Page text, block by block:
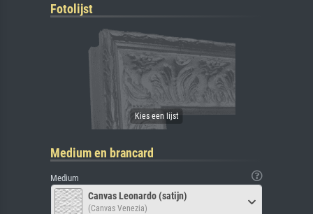
Fotolijst
Medium en brancard
Medium
Canvas Leonardo (satijn)
(Canvas Venezia)